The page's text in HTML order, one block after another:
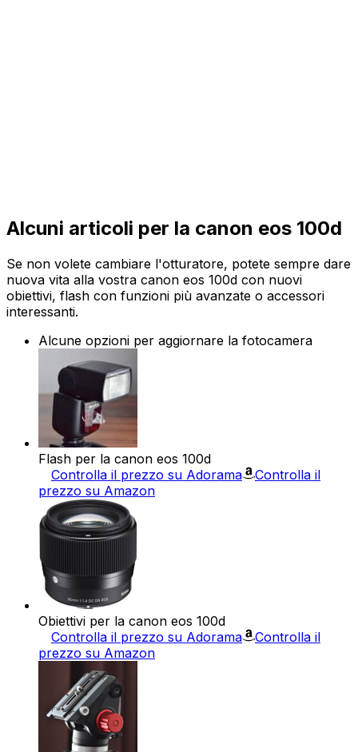
Alcuni articoli per la canon eos 100d
Se non volete cambiare l'otturatore, potete sempre dare
nuova vita alla vostra canon eos 100d con nuovi
obiettivi, flash con funzioni più avanzate o accessori
interessanti.
Alcune opzioni per aggiornare la fotocamera
Flash per la canon eos 100d
Controlla il prezzo su Adorama
Controlla il
prezzo su Amazon
Obiettivi per la canon eos 100d
Controlla il prezzo su Adorama
Controlla il
prezzo su Amazon